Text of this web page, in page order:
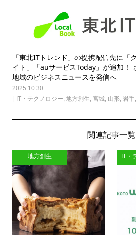
「東北ITトレンド」の提携配信先に「
イト」「auサービスToday」が追加！
地域のビジネスニュースを発信へ
2025.10.30
IT・テクノロジー, 地方創生, 宮城, 山形, 岩手,
関連記事一覧
地方創生 IT・